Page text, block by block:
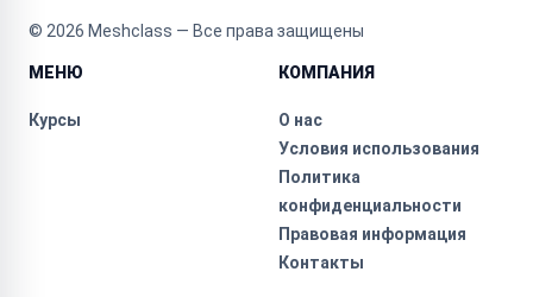
© 2026 Meshclass — Все права защищены
МЕНЮ
Курсы
КОМПАНИЯ
О нас
Условия использования
Политика
конфиденциальности
Правовая информация
Контакты